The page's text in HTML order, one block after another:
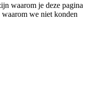
waarom je deze pagina
we niet konden